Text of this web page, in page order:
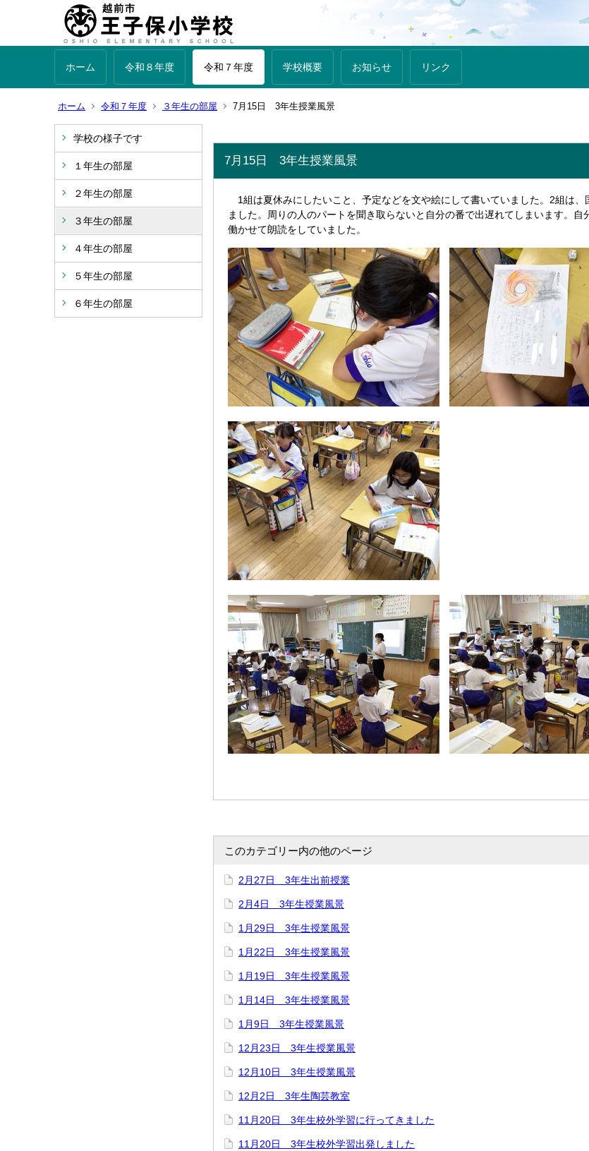
ホーム 令和８年度 令和７年度 学校概要 お知らせ リンク
ホーム 令和７年度 ３年生の部屋 7月15日 3年生授業風景
学校の様子です
１年生の部屋
２年生の部屋
３年生の部屋
４年生の部屋
５年生の部屋
６年生の部屋
7月15日 3年生授業風景
1組は夏休みにしたいこと、予定などを文や絵にして書いていました。2組は
ました。周りの人のパートを聞き取らないと自分の番で出遅れてしまいます。
働かせて朗読をしていました。
このカテゴリー内の他のページ
2月27日 3年生出前授業
2月4日 3年生授業風景
1月29日 3年生授業風景
1月22日 3年生授業風景
1月19日 3年生授業風景
1月14日 3年生授業風景
1月9日 3年生授業風景
12月23日 3年生授業風景
12月10日 3年生授業風景
12月2日 3年生陶芸教室
11月20日 3年生校外学習に行ってきました
11月20日 3年生校外学習出発しました